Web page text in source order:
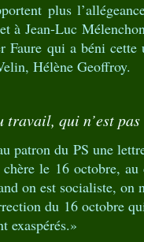
plus
à Jean-Luc
qui a béni cette
Hélène Geoffroy.
qui n’est
patron du PS une
le 16 octobre,
on est socialiste, on
du 16 octobre
exaspérés.»